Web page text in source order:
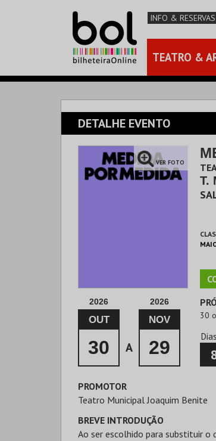
INFO &
TEATRO &
DETALHE EVENTO
VER FOTO
T.
2026
OUT
30 A
2026
NOV
29
30
Dias
PROMOTOR
Teatro Municipal Joaquim Benite
BREVE INTRODUÇÃO
Ao ser escolhido para substituir o